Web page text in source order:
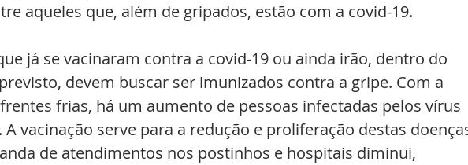
aqueles que, além de gripados, estão com a covid-19.
já se vacinaram contra a covid-19 ou ainda irão, dentro do
devem buscar ser imunizados contra a gripe. Com a
frias, há um aumento de pessoas infectadas pelos vírus
vacinação serve para a redução e proliferação destas
de atendimentos nos postinhos e hospitais diminui,